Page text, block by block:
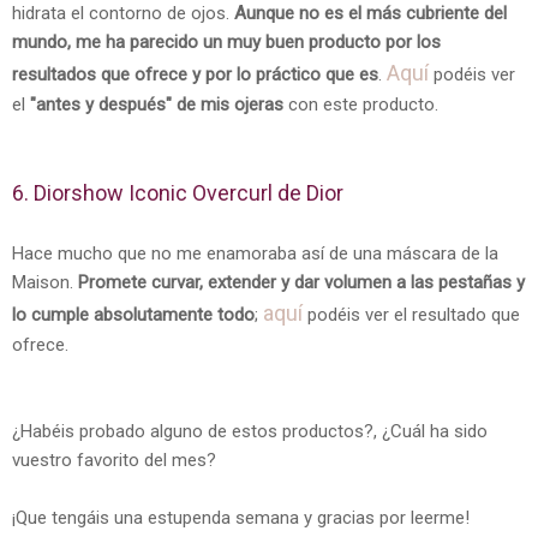
hidrata el contorno de ojos. Aunque no es el más cubriente del
mundo, me ha parecido un muy buen producto por los
resultados que ofrece y por lo práctico que es. Aquí podéis ver
el "antes y después" de mis ojeras con este producto.
6. Diorshow Iconic Overcurl de Dior
Hace mucho que no me enamoraba así de una máscara de la
Maison. Promete curvar, extender y dar volumen a las pestañas y
lo cumple absolutamente todo; aquí podéis ver el resultado que
ofrece.
¿Habéis probado alguno de estos productos?, ¿Cuál ha sido
vuestro favorito del mes?
¡Que tengáis una estupenda semana y gracias por leerme!